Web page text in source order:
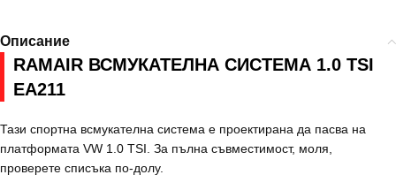
Описание
RAMAIR ВСМУКАТЕЛНА СИСТЕМА 1.0 TSI
EA211
Тази спортна всмукателна система е проектирана да пасва на
платформата VW 1.0 TSI. За пълна съвместимост, моля,
проверете списъка по-долу.